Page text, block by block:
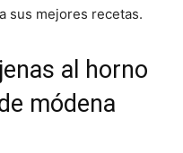
sus mejores recetas.
al horno
módena